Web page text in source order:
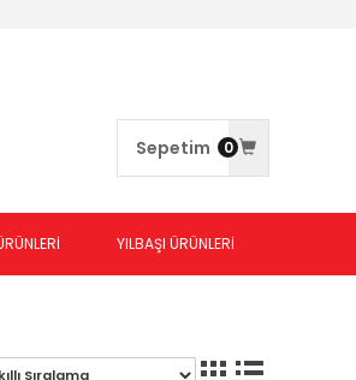
Sepetim 0
YILBAŞI ÜRÜNLERİ